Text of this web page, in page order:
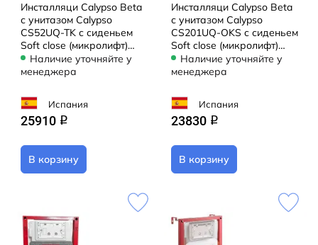
Инсталляци Calypso Beta
с унитазом Calypso
CS52UQ-TK c сиденьем
Soft close (микролифт)
B52UQ-TK-SET
Наличие уточняйте у
менеджера
Испания
25910 q
В корзину
Инсталляци Calypso Beta
с унитазом Calypso
CS201UQ-OKS c сиденьем
Soft close (микролифт)
B201UQ-OKS-SET
Наличие уточняйте у
менеджера
Испания
23830 q
В корзину